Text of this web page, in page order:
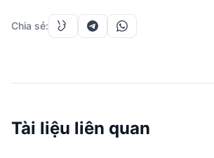
Chia sẻ:
Tài liệu liên quan